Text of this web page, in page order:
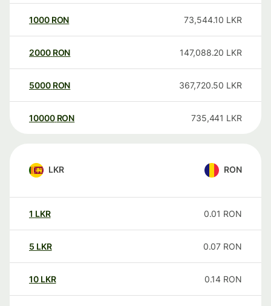
1000 RON 73,544.10 LKR
2000 RON 147,088.20 LKR
5000 RON 367,720.50 LKR
10000 RON 735,441 LKR
LKR RON
1 LKR 0.01 RON
5 LKR 0.07 RON
10 LKR 0.14 RON